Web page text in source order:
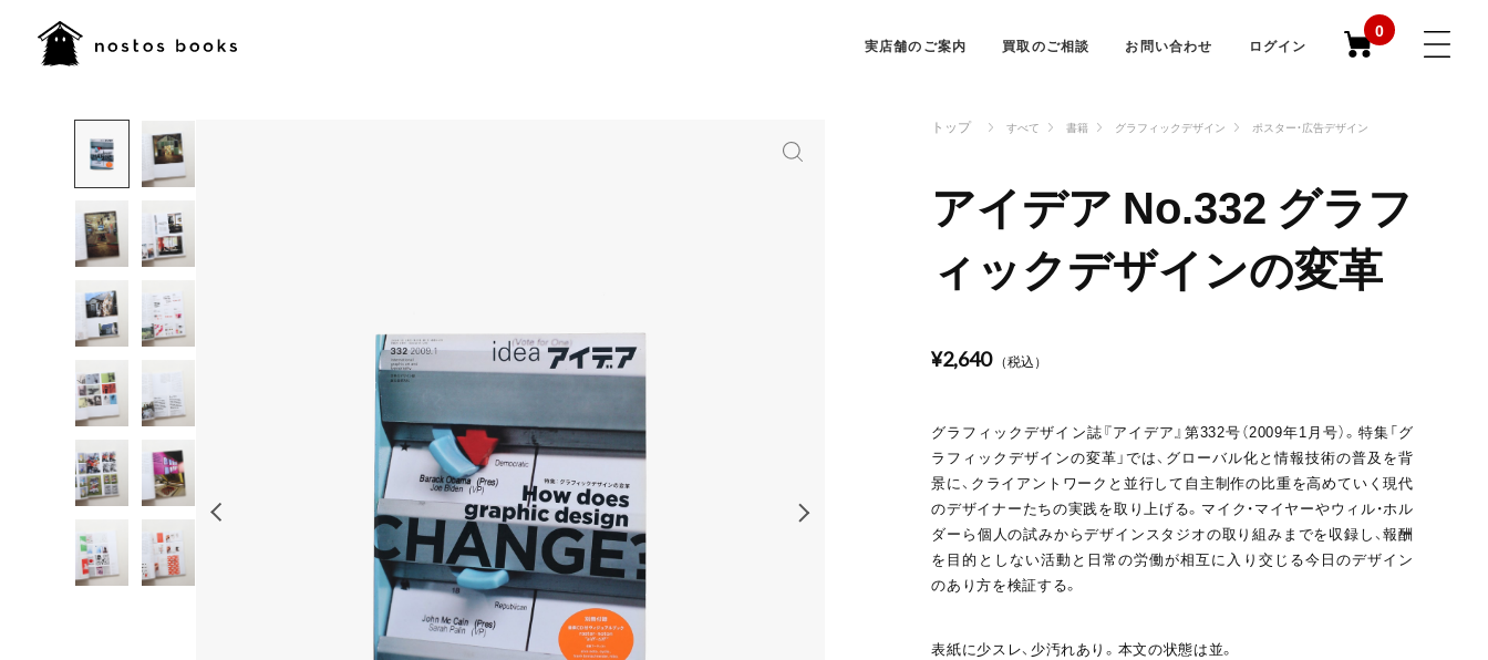
実店舗のご案内 買取のご相談 お問い合わせ ログイン
0
トップ すべて 書籍 グラフィックデザイン ポスター・広告デザイン
アイデア No.332 グラフ
ィックデザインの変革
¥2,640 （税込）
グラフィックデザイン誌『アイデア』第332号（2009年1月号）。特集「グ
ラフィックデザインの変革」では、グローバル化と情報技術の普及を背
景に、クライアントワークと並行して自主制作の比重を高めていく現代
のデザイナーたちの実践を取り上げる。マイク・マイヤーやウィル・ホル
ダーら個人の試みからデザインスタジオの取り組みまでを収録し、報酬
を目的としない活動と日常の労働が相互に入り交じる今日のデザイン
のあり方を検証する。
表紙に少スレ、少汚れあり。本文の状態は並。